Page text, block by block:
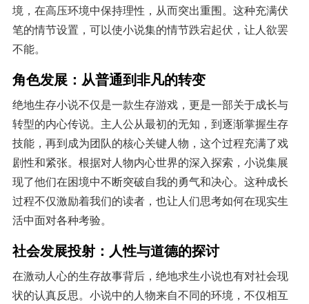
境，在高压环境中保持理性，从而突出重围。这种充满伏
笔的情节设置，可以使小说集的情节跌宕起伏，让人欲罢
不能。
角色发展：从普通到非凡的转变
绝地生存小说不仅是一款生存游戏，更是一部关于成长与
转型的内心传说。主人公从最初的无知，到逐渐掌握生存
技能，再到成为团队的核心关键人物，这个过程充满了戏
剧性和紧张。根据对人物内心世界的深入探索，小说集展
现了他们在困境中不断突破自我的勇气和决心。这种成长
过程不仅激励着我们的读者，也让人们思考如何在现实生
活中面对各种考验。
社会发展投射：人性与道德的探讨
在激动人心的生存故事背后，绝地求生小说也有对社会现
状的认真反思。小说中的人物来自不同的环境，不仅相互